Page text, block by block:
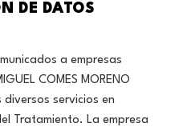
DE DATOS
a empresas
COMES MORENO
servicios en
Tratamiento. La empresa